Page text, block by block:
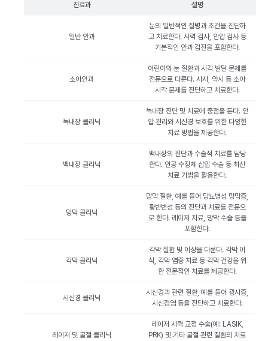
진료과 설명
일반 안과
눈의 일반적인 질병과 조건을 진단하
고 치료한다. 시력 검사, 안압 검사 등
기본적인 안과 검진을 포함한다.
소아안과
어린이의 눈 질환과 시각 발달 문제를
전문으로 다룬다. 사시, 약시 등 소아
시각 문제를 진단하고 치료한다.
녹내장 클리닉
녹내장 진단 및 치료에 중점을 둔다. 안
압 관리와 시신경 보호를 위한 다양한
치료 방법을 제공한다.
백내장 클리닉
백내장의 진단과 수술적 치료를 담당
한다. 인공 수정체 삽입 수술 등 최신
치료 기법을 활용한다.
망막 클리닉
망막 질환, 예를 들어 당뇨병성 망막증,
황반변성 등의 진단과 치료를 전문으
로 한다. 레이저 치료, 망막 수술 등을
포함한다.
각막 클리닉
각막 질환 및 이상을 다룬다. 각막 이
식, 각막 염증 치료 등 각막 건강을 위
한 전문적인 치료를 제공한다.
시신경 클리닉
시신경과 관련 질환, 예를 들어 광시증,
시신경염 등을 진단하고 치료한다.
레이저 및 굴절 클리닉
레이저 시력 교정 수술(예: LASIK,
PRK) 및 기타 굴절 관련 질환의 치료